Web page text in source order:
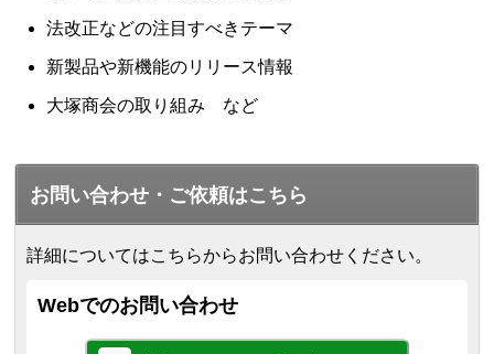
法改正などの注目すべきテーマ
新製品や新機能のリリース情報
大塚商会の取り組み など
お問い合わせ・ご依頼はこちら
詳細についてはこちらからお問い合わせください。
Webでのお問い合わせ